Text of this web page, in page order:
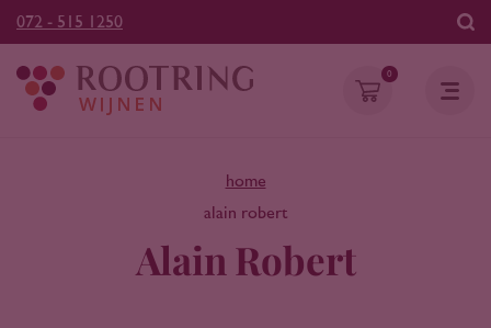
072 - 515 1250
0
home
alain robert
Alain Robert